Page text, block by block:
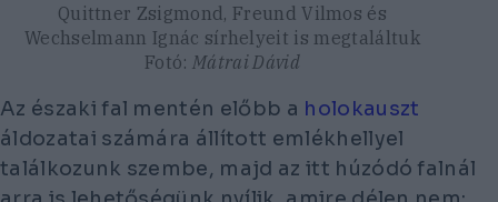
Quittner Zsigmond, Freund Vilmos és
Wechselmann Ignác sírhelyeit is megtaláltuk
Fotó: Mátrai Dávid
Az északi fal mentén előbb a holokauszt
áldozatai számára állított emlékhellyel
találkozunk szembe, majd az itt húzódó falnál